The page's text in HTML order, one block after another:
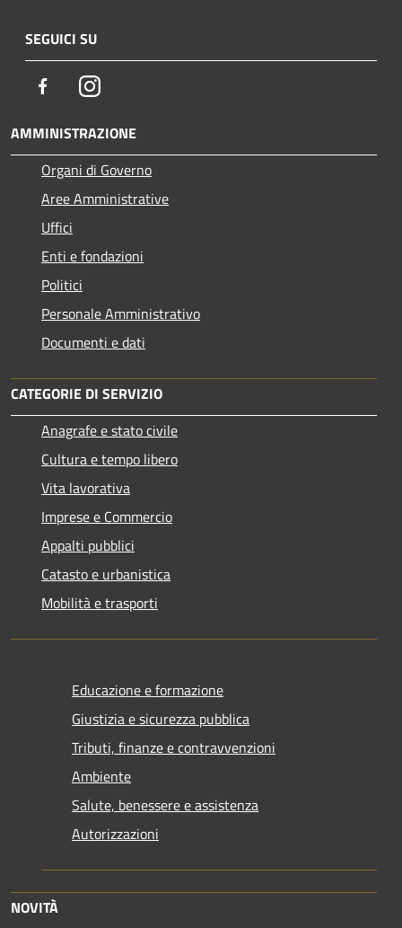
SEGUICI SU
FacebookInstagram
AMMINISTRAZIONE
Organi di Governo
Aree Amministrative
Uffici
Enti e fondazioni
Politici
Personale Amministrativo
Documenti e dati
CATEGORIE DI SERVIZIO
Anagrafe e stato civile
Cultura e tempo libero
Vita lavorativa
Imprese e Commercio
Appalti pubblici
Catasto e urbanistica
Mobilità e trasporti
Educazione e formazione
Giustizia e sicurezza pubblica
Tributi, finanze e contravvenzioni
Ambiente
Salute, benessere e assistenza
Autorizzazioni
NOVITÀ